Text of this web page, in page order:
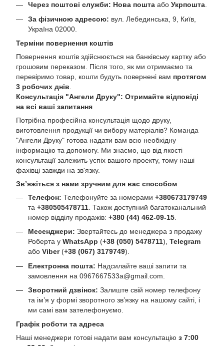
Через поштові служби: Нова пошта або Укрпошта
За фізичною адресою: вул. Лебединська, 9, Київ,
Україна 02000.
Терміни повернення коштів
Повернення коштів здійснюється на банківську картку або
грошовим переказом. Після того, як ми отримаємо та
перевіримо товар, кошти будуть повернені вам протягом
3 робочих днів
Консультація "Ангели Друку": Отримайте відповіді
на всі ваші запитання
Потрібна професійна консультація щодо друку,
виготовлення продукції чи вибору матеріалів? Команда
"Ангели Друку" готова надати вам всю необхідну
інформацію та допомогу. Ми знаємо, що від якості
консультації залежить успіх вашого проекту, тому наші
фахівці завжди на зв'язку.
Зв’яжіться з нами зручним для вас способом
Телефон: Телефонуйте за номерами +380673179749
та +380505478711 . Також доступний багатоканальний
номер відділу продажів: +380 (44) 462-09-15
Месенджери: Звертайтесь до менеджера з продажу
Роберта у WhatsApp (+38 (050) 5478711), Telegram
або Viber(+38 (067) 3179749).
Електронна пошта: Надсилайте ваші запити та
замовлення на 0967667533a@gmail.com
Зворотний дзвінок: Залиште свій номер телефону
та ім’я у формі зворотного зв’язку на нашому сайті, і
ми самі вам зателефонуємо.
Графік роботи та адреса
Наші менеджери готові надати вам консультацію з 7:00